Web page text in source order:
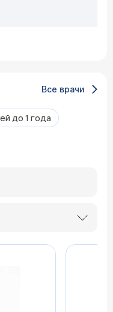
Все врачи
до 1 года